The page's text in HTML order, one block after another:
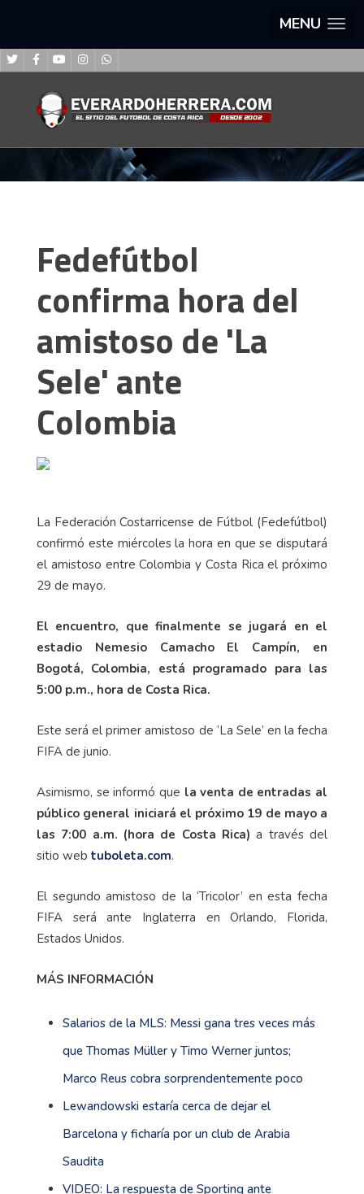
MENU
Fedefútbol
confirma hora del
amistoso de 'La
Sele' ante
Colombia
La Federación Costarricense de Fútbol (Fedefútbol)
confirmó este miércoles la hora en que se disputará
el amistoso entre Colombia y Costa Rica el próximo
29 de mayo.
El encuentro, que finalmente se jugará en el
estadio Nemesio Camacho El Campín, en
Bogotá, Colombia, está programado para las
5:00 p.m., hora de Costa Rica.
Este será el primer amistoso de ‘La Sele’ en la fecha
FIFA de junio.
Asimismo, se informó que la venta de entradas al
público general iniciará el próximo 19 de mayo a
las 7:00 a.m. (hora de Costa Rica) a través del
sitio web tuboleta.com.
El segundo amistoso de la ‘Tricolor’ en esta fecha
FIFA será ante Inglaterra en Orlando, Florida,
Estados Unidos.
MÁS INFORMACIÓN
Salarios de la MLS: Messi gana tres veces más
que Thomas Müller y Timo Werner juntos;
Marco Reus cobra sorprendentemente poco
Lewandowski estaría cerca de dejar el
Barcelona y ficharía por un club de Arabia
Saudita
VIDEO: La respuesta de Sporting ante